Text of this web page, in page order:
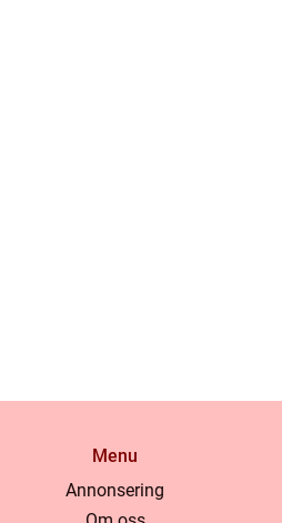
Menu
Annonsering